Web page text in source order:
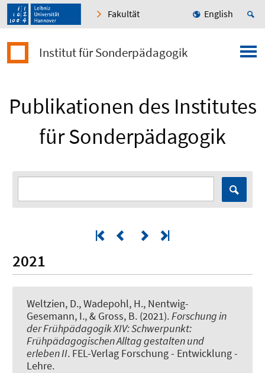
Fakultät English
Institut für Sonderpädagogik
Publikationen des Institutes
für Sonderpädagogik
2021
Weltzien, D., Wadepohl, H., Nentwig-
Gesemann, I., & Gross, B. (2021). Forschung in
der Frühpädagogik XIV: Schwerpunkt:
Frühpädagogischen Alltag gestalten und
erleben II. FEL-Verlag Forschung - Entwicklung -
Lehre.